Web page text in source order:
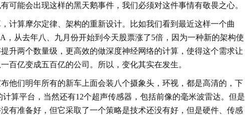
可能会出现这样的黑天鹅事件，我们必须对这件事情有敬畏之心。
计算摩尔定律、架构的重新设计。比如我们看到最近这样一个曲
，从去年八、九月份开始到今天股票涨了5倍，因为一种新的架构使
升两个数量级，更高效的做深度神经网络的计算，使得这个需求让
百亿变成五百亿的公司。所以，变化其实在发生。
他们明年所有的新车上面会装八个摄象头，环视，都是高清的，下
算平台，当然还有12个超声传感器，包括前像的毫米波雷达。但是
有准备好，但它采取了一个策略是技术还没有好，但是硬件、传感